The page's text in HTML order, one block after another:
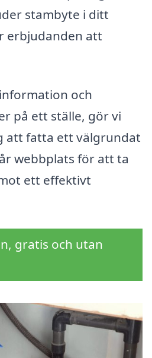
stambyte i ditt
erbjudanden att
och
på ett ställe, gör vi
att fatta ett välgrundat
webbplats för att ta
ett effektivt
gratis och utan